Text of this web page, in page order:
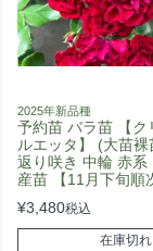
2025年新品種
予約苗 バラ苗 【ク
ルエッタ】 (大苗裸
返り咲き 中輪 赤系
産苗 【11月下旬順
¥3,480税込
在庫切れ